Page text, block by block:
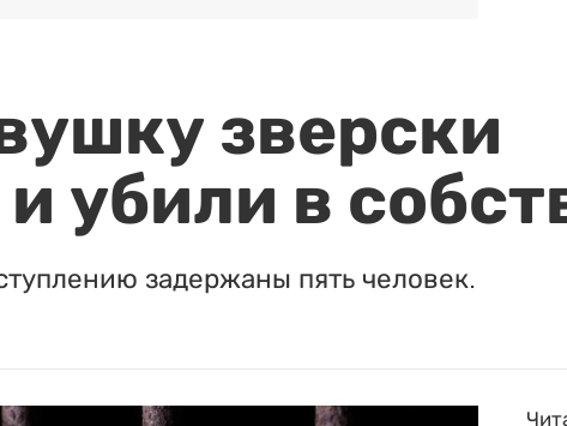
зверски
убили в
задержаны пять человек.